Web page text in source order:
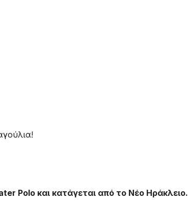
Polo και κατάγεται από το Νέο Ηράκλειο.